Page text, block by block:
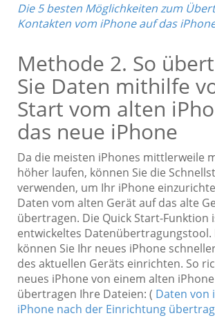
Die 5 besten Möglichkeiten zum
Kontakten vom iPhone auf das
Methode 2. So
Sie Daten mithilfe
Start vom alten
das neue iPhone
Da die meisten iPhones mittlerweile
höher laufen, können Sie die
verwenden, um Ihr iPhone
Daten vom alten Gerät auf das alte
übertragen. Die Quick Start-Funktion
entwickeltes Datenübertragungstool.
können Sie Ihr neues iPhone
des aktuellen Geräts einrichten. So
neues iPhone von einem alten
übertragen Ihre Dateien: ( Daten von
iPhone nach der Einrichtung